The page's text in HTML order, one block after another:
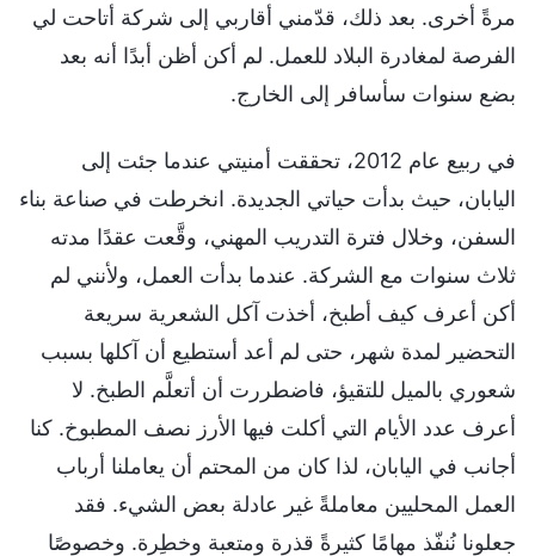
مرةً أخرى. بعد ذلك، قدّمني أقاربي إلى شركة أتاحت لي
الفرصة لمغادرة البلاد للعمل. لم أكن أظن أبدًا أنه بعد
بضع سنوات سأسافر إلى الخارج.
في ربيع عام 2012، تحققت أمنيتي عندما جئت إلى
اليابان، حيث بدأت حياتي الجديدة. انخرطت في صناعة بناء
السفن، وخلال فترة التدريب المهني، وقَّعت عقدًا مدته
ثلاث سنوات مع الشركة. عندما بدأت العمل، ولأنني لم
أكن أعرف كيف أطبخ، أخذت آكل الشعرية سريعة
التحضير لمدة شهر، حتى لم أعد أستطيع أن آكلها بسبب
شعوري بالميل للتقيؤ، فاضطررت أن أتعلَّم الطبخ. لا
أعرف عدد الأيام التي أكلت فيها الأرز نصف المطبوخ. كنا
أجانب في اليابان، لذا كان من المحتم أن يعاملنا أرباب
العمل المحليين معاملةً غير عادلة بعض الشيء. فقد
جعلونا نُنفّذ مهامًا كثيرةً قذرة ومتعبة وخطِرة. وخصوصًا